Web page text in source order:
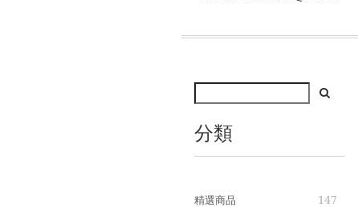
分類
精選商品 147